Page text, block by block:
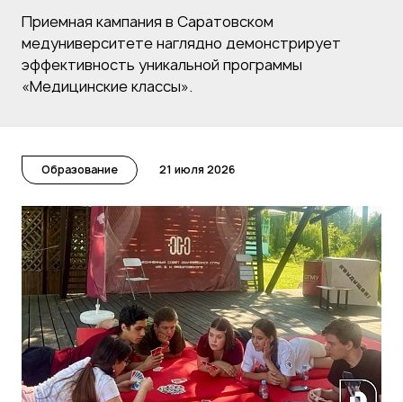
Приемная кампания в Саратовском
медуниверситете наглядно демонстрирует
эффективность уникальной программы
«Медицинские классы».
Образование 21 июля 2026